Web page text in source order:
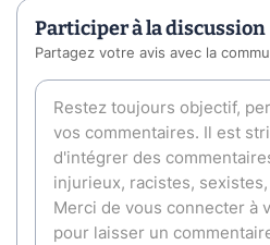
Participer à la discussion
Partagez votre avis avec la